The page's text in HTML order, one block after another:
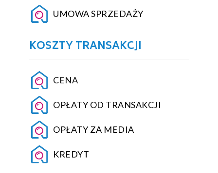
UMOWA SPRZEDAŻY
KOSZTY TRANSAKCJI
CENA
OPŁATY OD TRANSAKCJI
OPŁATY ZA MEDIA
KREDYT